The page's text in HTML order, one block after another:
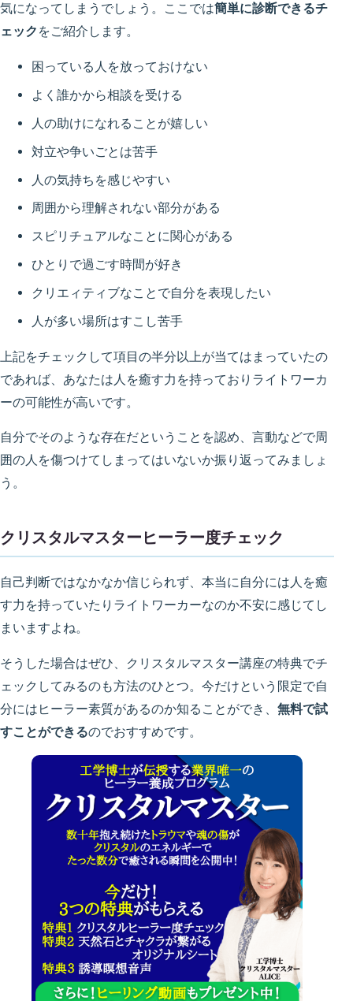
気になってしまうでしょう。ここでは簡単に診断できるチ
ェック をご紹介します。
困っている人を放っておけない
よく誰かから相談を受ける
人の助けになれることが嬉しい
対立や争いごとは苦手
人の気持ちを感じやすい
周囲から理解されない部分がある
スピリチュアルなことに関心がある
ひとりで過ごす時間が好き
クリエィティブなことで自分を表現したい
人が多い場所はすこし苦手
上記をチェックして項目の半分以上が当てはまっていたの
であれば、あなたは人を癒す力を持っておりライトワーカ
ーの可能性が高いです。
自分でそのような存在だということを認め、 言動などで周
囲の人を傷つけてしまってはいないか振り返ってみましょ
う。
クリスタルマスターヒーラー度チェック
自己判断ではなかなか信じられず、本当に自分には人を癒
す力を持っていたりライトワーカーなのか不安に感じてし
まいますよね。
そうした場合はぜひ、
クリスタルマスター講座の特典でチ
ェック してみるのも方法のひとつ。今だけという限定で自
分にはヒーラー素質があるのか知ることができ、 無料で試
すことができるのでおすすめです。